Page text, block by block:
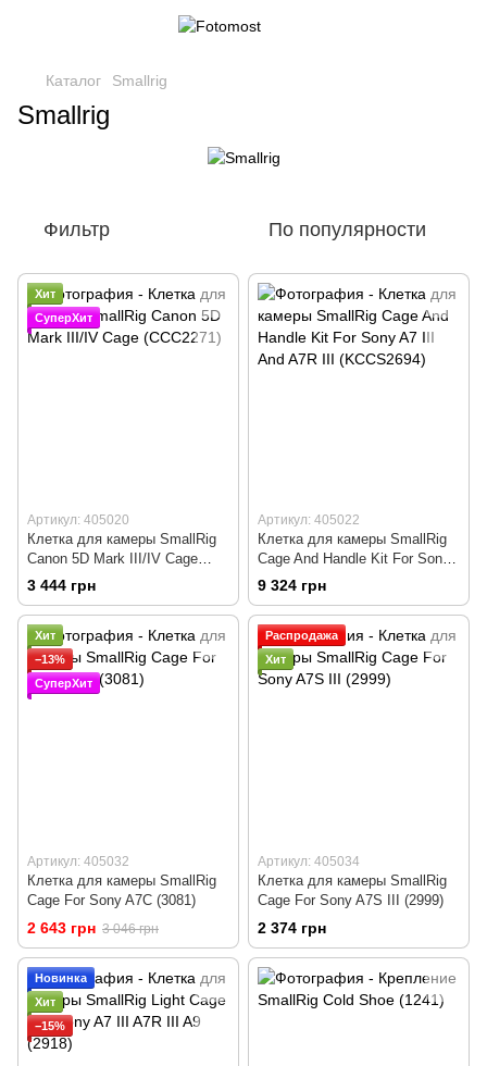
Каталог Smallrig
Smallrig
Фильтр По популярности
Хит
СуперХит
Артикул: 405020
Клетка для камеры SmallRig
Canon 5D Mark III/IV Cage
(CCC2271)
3 444 грн
Артикул: 405022
Клетка для камеры SmallRig
Cage And Handle Kit For Sony
A7 III And A7R III (KCCS2694)
9 324 грн
Хит
−13%
СуперХит
Артикул: 405032
Клетка для камеры SmallRig
Cage For Sony A7C (3081)
2 643 грн 3 046 грн
Распродажа
Хит
Артикул: 405034
Клетка для камеры SmallRig
Cage For Sony A7S III (2999)
2 374 грн
Новинка
Хит
−15%